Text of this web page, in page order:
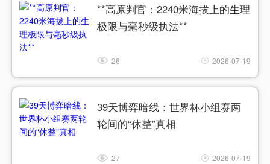
**高原判官：2240米海拔上的生理
极限与毫秒级执法**
26 2026-07-19
39天博弈暗线：世界杯小组赛两
轮间的“休整”真相
27 2026-07-19